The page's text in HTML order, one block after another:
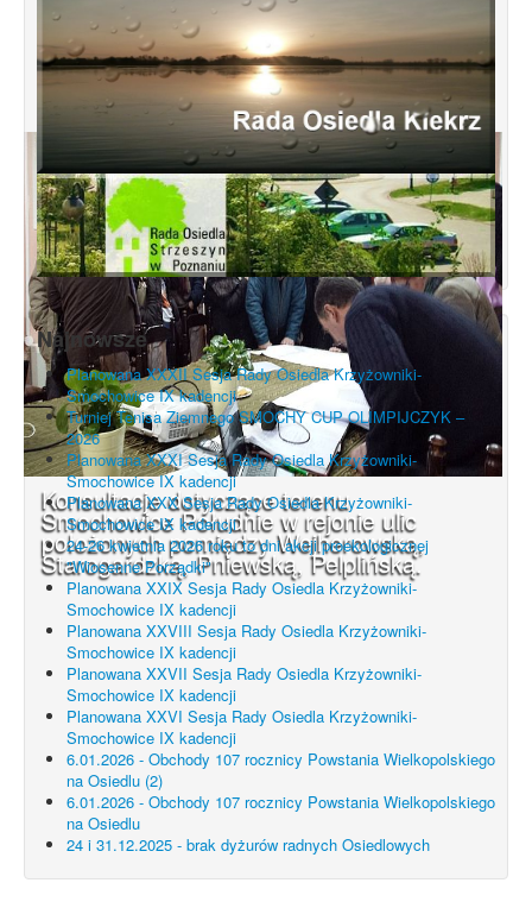
Konsultacje dotyczące terenu
Smochowice Południe w rejonie ulic
położonych pomiędzy Wejherowską,
Starogardzką, Pniewską, Pelplińską.
Najnowsze
Planowana XXXII Sesja Rady Osiedla Krzyżowniki-
Smochowice IX kadencji
Turniej Tenisa Ziemnego SMOCHY CUP OLIMPIJCZYK –
2026
Planowana XXXI Sesja Rady Osiedla Krzyżowniki-
Smochowice IX kadencji
Planowana XXX Sesja Rady Osiedla Krzyżowniki-
Smochowice IX kadencji
24-26 kwietnia 2026 roku to dni akcji proekologicznej
"Wiosenne Porządki"
Planowana XXIX Sesja Rady Osiedla Krzyżowniki-
Smochowice IX kadencji
Planowana XXVIII Sesja Rady Osiedla Krzyżowniki-
Smochowice IX kadencji
Planowana XXVII Sesja Rady Osiedla Krzyżowniki-
Smochowice IX kadencji
Planowana XXVI Sesja Rady Osiedla Krzyżowniki-
Smochowice IX kadencji
6.01.2026 - Obchody 107 rocznicy Powstania Wielkopolskiego
na Osiedlu (2)
6.01.2026 - Obchody 107 rocznicy Powstania Wielkopolskiego
na Osiedlu
24 i 31.12.2025 - brak dyżurów radnych Osiedlowych